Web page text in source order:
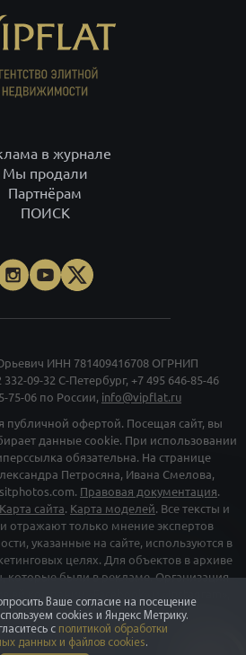
в журнале
Мы продали
Партнёрам
ПОИСК
ИНН 781409416708 ОГРНИП
332-09-32 С-Петербург, +7 495 646-85-46
75-06 по России, info@vipflat.ru
публичной офертой. Посещая сайт, вы
данные cookie. При использовании
обязательна. На странице
Петросяна, Ивана Смелова,
Правовая документация.
Карта сайта. Карта моделей. Все тексты и
отражают только мнение экспертов
указанные на сайте, используются в
целях. Для объектов в архиве
которые были в рекламе. Организация
ей компании «Facebook» и «Instagram»,
и их деятельность запрещена на
территории РФ
Ваше согласие на посещение
cookies и Яндекс Метрику.
с политикой обработки
данных и файлов cookies.